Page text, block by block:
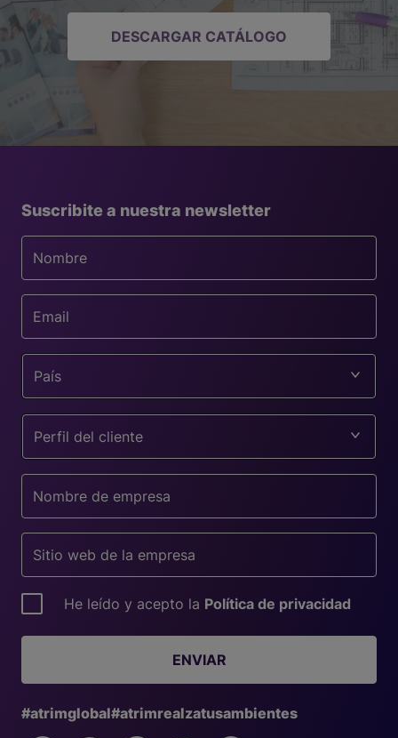
DESCARGAR CATÁLOGO
Suscribite a nuestra newsletter
País
Perfil del cliente
He leído y acepto la Política de privacidad
ENVIAR
#atrimglobal#atrimrealzatusambientes